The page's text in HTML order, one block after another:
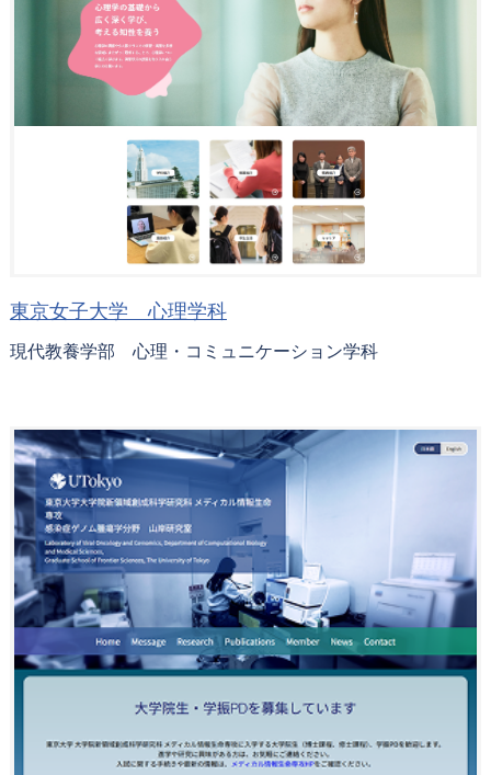
東京女子大学 心理学科
現代教養学部 心理・コミュニケーション学科